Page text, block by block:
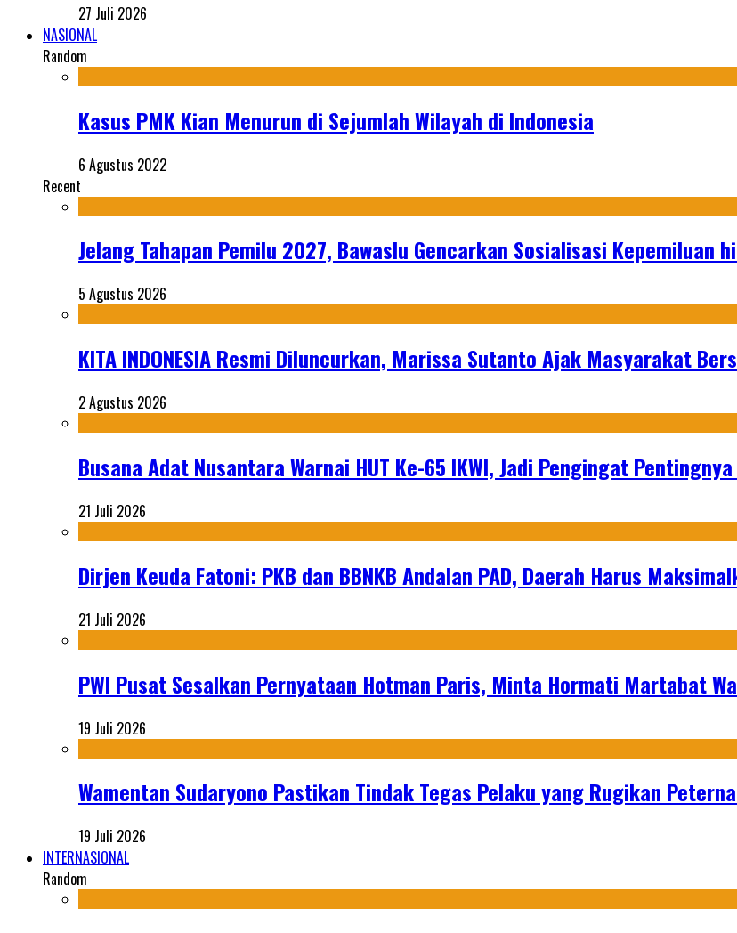
27 Juli 2026
NASIONAL
Random
Kasus PMK Kian Menurun di Sejumlah Wilayah di Indonesia
6 Agustus 2022
Recent
Jelang Tahapan Pemilu 2027, Bawaslu Gencarkan Sosialisasi Kepemiluan
5 Agustus 2026
KITA INDONESIA Resmi Diluncurkan, Marissa Sutanto Ajak Masyarakat
2 Agustus 2026
Busana Adat Nusantara Warnai HUT Ke-65 IKWI, Jadi Pengingat
21 Juli 2026
Dirjen Keuda Fatoni: PKB dan BBNKB Andalan PAD, Daerah Harus
21 Juli 2026
PWI Pusat Sesalkan Pernyataan Hotman Paris, Minta Hormati Martabat
19 Juli 2026
Wamentan Sudaryono Pastikan Tindak Tegas Pelaku yang Rugikan
19 Juli 2026
INTERNASIONAL
Random